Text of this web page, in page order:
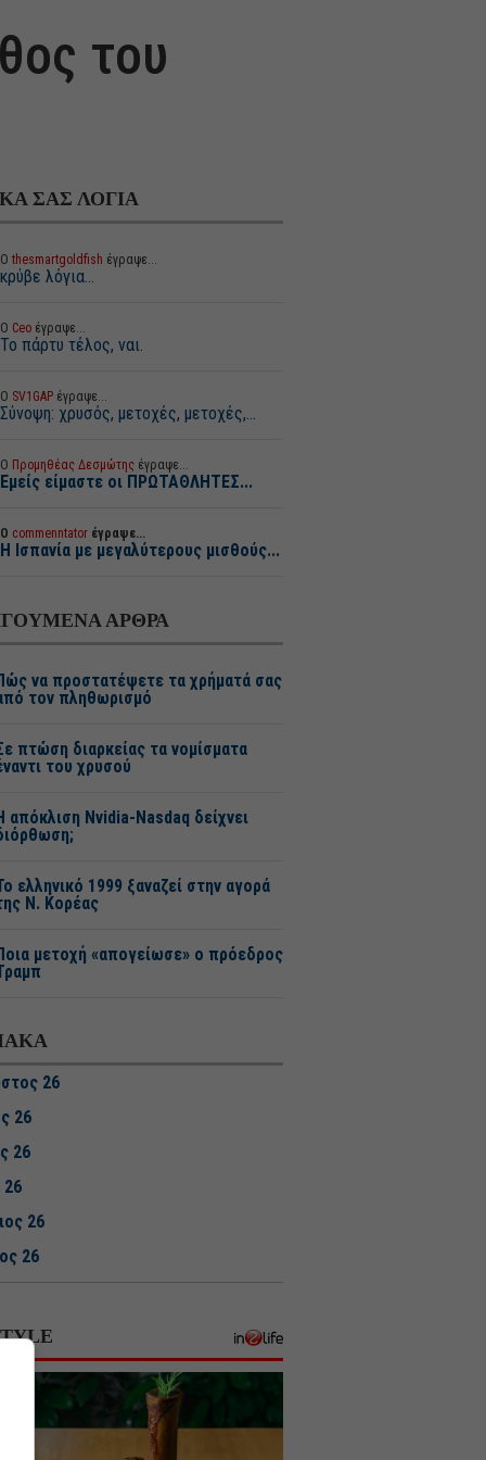
του
ΣΑΣ ΛΟΓΙΑ
Ο thesmartgoldfish έγραψε...
κρύβε λόγια...
Ο Ceoέγραψε...
Το πάρτυ τέλος, ναι.
Ο SV1GAPέγραψε...
Σύνοψη: χρυσός, μετοχές, μετοχές,...
Ο Προμηθέας Δεσμώτηςέγραψε...
Εμείς είμαστε οι ΠΡΩΤΑΘΛΗΤΕΣ...
Ο commenntatorέγραψε...
Η Ισπανία με μεγαλύτερους μισθούς...
ΑΡΘΡΑ
να προστατέψετε τα χρήματά σας
τον πληθωρισμό
πτώση διαρκείας τα νομίσματα
του χρυσού
απόκλιση Nvidia-Nasdaq δείχνει
ελληνικό 1999 ξαναζεί στην αγορά
Ν. Κορέας
μετοχή «απογείωσε» ο πρόεδρος
26
26
26
26
26
26
26
25
25